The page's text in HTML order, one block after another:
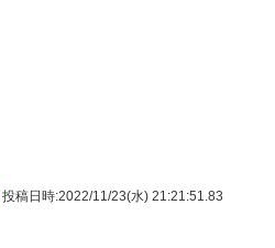
投稿日時:2022/11/23(水) 21:21:51.83